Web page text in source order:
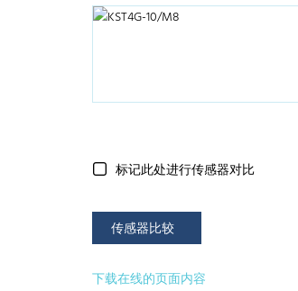
标记此处进行传感器对比
传感器比较
下载在线的页面内容